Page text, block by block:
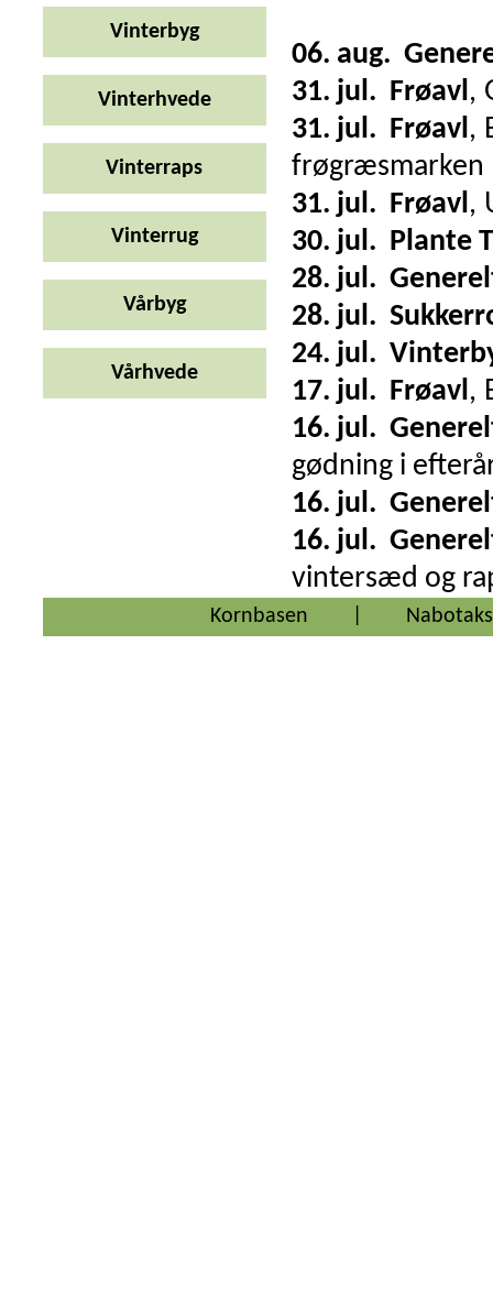
Vinterbyg
Vinterhvede
Vinterraps
Vinterrug
Vårbyg
Vårhvede
06. aug.
31. jul. Frøavl,
31. jul. Frøavl,
frøgræsmarken
31. jul. Frøavl,
30. jul. Plante
28. jul.
28. jul.
24. jul.
17. jul. Frøavl,
16. jul.
gødning i
16. jul.
16. jul.
vintersæd og
Kornbasen